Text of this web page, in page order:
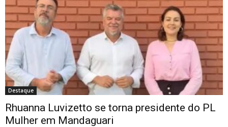
Destaque
Rhuanna Luvizetto se torna presidente do PL
Mulher em Mandaguari